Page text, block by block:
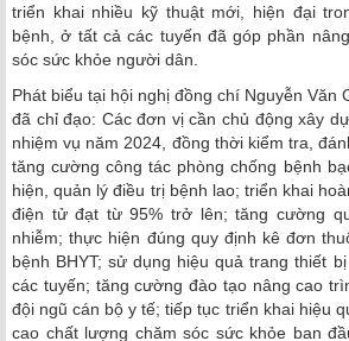
triển khai nhiều kỹ thuật mới, hiện đại
bệnh, ở tất cả các tuyến đã góp phần
sóc sức khỏe người dân.
Phát biểu tại hội nghị đồng chí Nguyễn Văn
đã chỉ đạo: Các đơn vị cần chủ động xây
nhiệm vụ năm 2024, đồng thời kiểm tra,
tăng cường công tác phòng chống bệnh
hiện, quản lý điều trị bệnh lao; triển khai
điện tử đạt từ 95% trở lên; tăng cường
nhiễm; thực hiện đúng quy định kê đơn
bệnh BHYT; sử dụng hiệu quả trang thiết
các tuyến; tăng cường đào tạo nâng cao
đội ngũ cán bộ y tế; tiếp tục triển khai hiệu
cao chất lượng chăm sóc sức khỏe ban